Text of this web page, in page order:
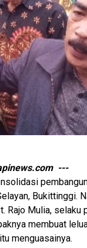
---
Bukittinggi.
Rajo Mulia, selaku
membuat
menguasainya.